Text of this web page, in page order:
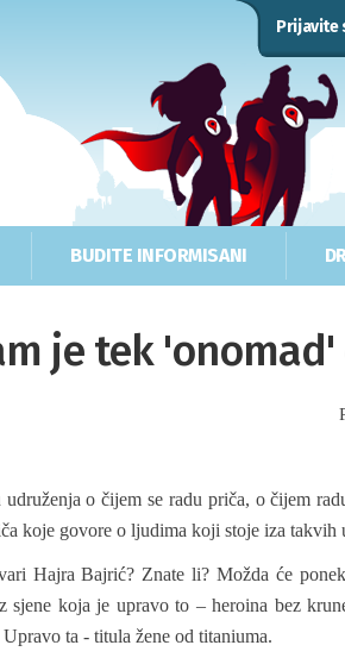
Prijavite
BUDITE INFORMISANI
je tek
udruženja o čijem se radu priča, o čijem
koje govore o ljudima koji stoje iza takvih
Hajra Bajrić? Znate li? Možda će
sjene koja je upravo to – heroina bez
ta - titula žene od titaniuma.